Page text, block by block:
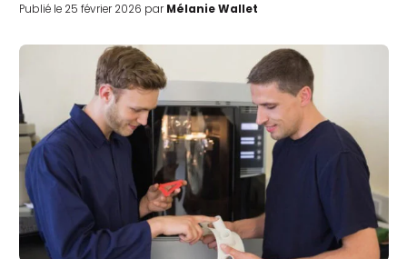
Publié le 25 février 2026 parMélanie Wallet